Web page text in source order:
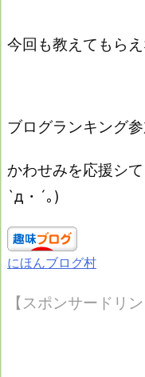
今回も教えてもら
ブログランキング参
かわせみを応援シ
`д・´｡)
にほんブログ村
【スポンサードリン